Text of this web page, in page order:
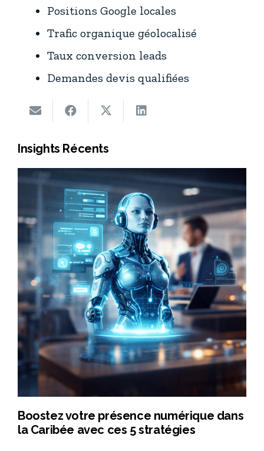
Positions Google locales
Trafic organique géolocalisé
Taux conversion leads
Demandes devis qualifiées
Insights Récents
Boostez votre présence numérique dans
la Caribée avec ces 5 stratégies